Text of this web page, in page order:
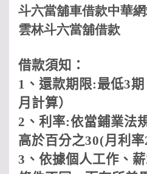
斗六當舖車借款中華
雲林斗六當舖借款
借款須知：
1 、還款期限:最低3
月計算）
2 、利率:依當鋪業法
高於百分之30(月利率
3 、依據個人工作、